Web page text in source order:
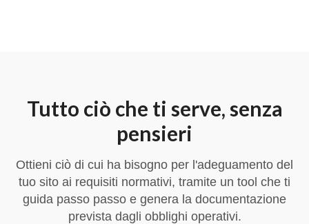
Tutto ciò che ti serve, senza
pensieri
Ottieni ciò di cui ha bisogno per l'adeguamento del
tuo sito ai requisiti normativi, tramite un tool che ti
guida passo passo e genera la documentazione
prevista dagli obblighi operativi.